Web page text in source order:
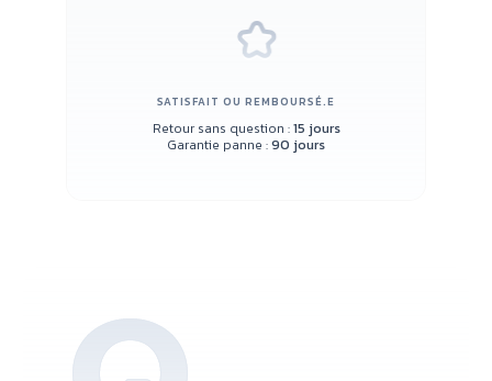
SATISFAIT OU REMBOURSÉ.E
Retour sans question :15 jours
Garantie panne :90 jours